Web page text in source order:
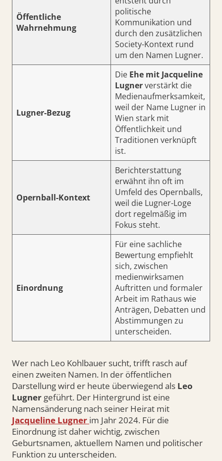
Öffentliche
Wahrnehmung
politische
Kommunikation und
durch den zusätzlichen
Society-Kontext rund
um den Namen Lugner.
Lugner-Bezug
Die Ehe mit Jacqueline
Lugnerverstärkt die
Medienaufmerksamkeit,
weil der Name Lugner in
Wien stark mit
Öffentlichkeit und
Traditionen verknüpft
ist.
Opernball-Kontext
Berichterstattung
erwähnt ihn oft im
Umfeld des Opernballs,
weil die Lugner-Loge
dort regelmäßig im
Fokus steht.
Einordnung
Für eine sachliche
Bewertung empfiehlt
sich, zwischen
medienwirksamen
Auftritten und formaler
Arbeit im Rathaus wie
Anträgen, Debatten und
Abstimmungen zu
unterscheiden.
Wer nach Leo Kohlbauer sucht, trifft rasch auf
einen zweiten Namen. In der öffentlichen
Darstellung wird er heute überwiegend als Leo
Lugner geführt. Der Hintergrund ist eine
Namensänderung nach seiner Heirat mit
Jacqueline Lugner im Jahr 2024. Für die
Einordnung ist daher wichtig, zwischen
Geburtsnamen, aktuellem Namen und politischer
Funktion zu unterscheiden.